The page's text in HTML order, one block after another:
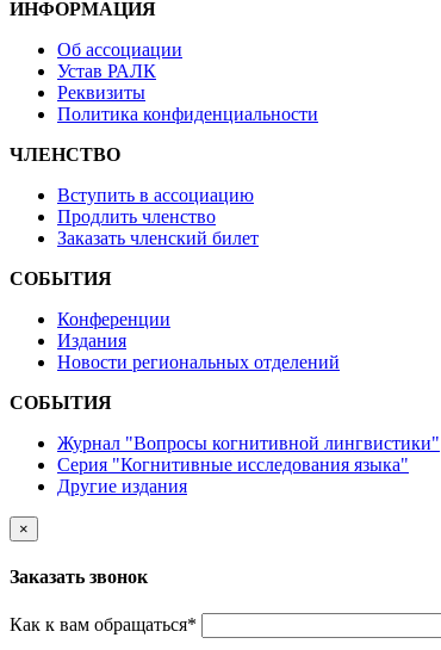
ИНФОРМАЦИЯ
Об ассоциации
Устав РАЛК
Реквизиты
Политика конфиденциальности
ЧЛЕНСТВО
Вступить в ассоциацию
Продлить членство
Заказать членский билет
СОБЫТИЯ
Конференции
Издания
Новости региональных отделений
СОБЫТИЯ
Журнал "Вопросы когнитивной лингвистики"
Серия "Когнитивные исследования языка"
Другие издания
×
Заказать звонок
Как к вам обращаться*